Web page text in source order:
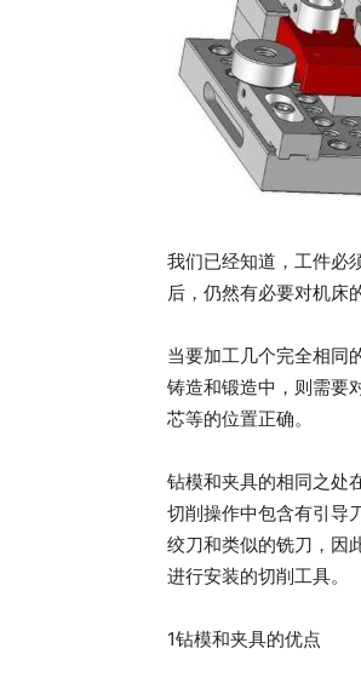
我们已经知道，工件必
后，仍然有必要对机床
当要加工几个完全相同
铸造和锻造中，则需要
芯等的位置正确。
钻模和夹具的相同之处
切削操作中包含有引导
绞刀和类似的铣刀，因
进行安装的切削工具。
1钻模和夹具的优点